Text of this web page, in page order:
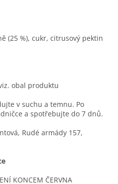
(25 %), cukr, citrusový pektin
obal produktu
v suchu a temnu. Po
a spotřebujte do 7 dnů.
Rudé armády 157,
KONCEM ČERVNA